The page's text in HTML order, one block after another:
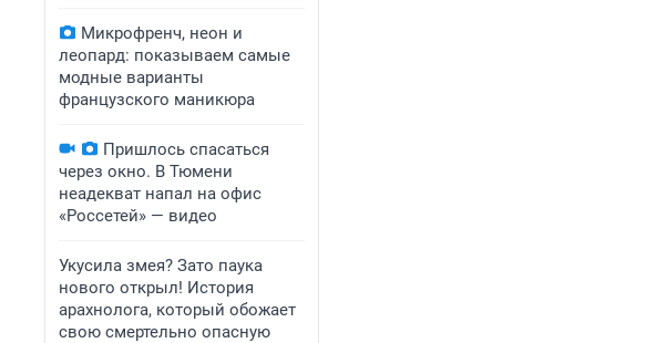
Микрофренч, неон и
леопард: показываем самые
модные варианты
французского маникюра
Пришлось спасаться
через окно. В Тюмени
неадекват напал на офис
«Россетей» — видео
Укусила змея? Зато паука
нового открыл! История
арахнолога, который обожает
свою смертельно опасную